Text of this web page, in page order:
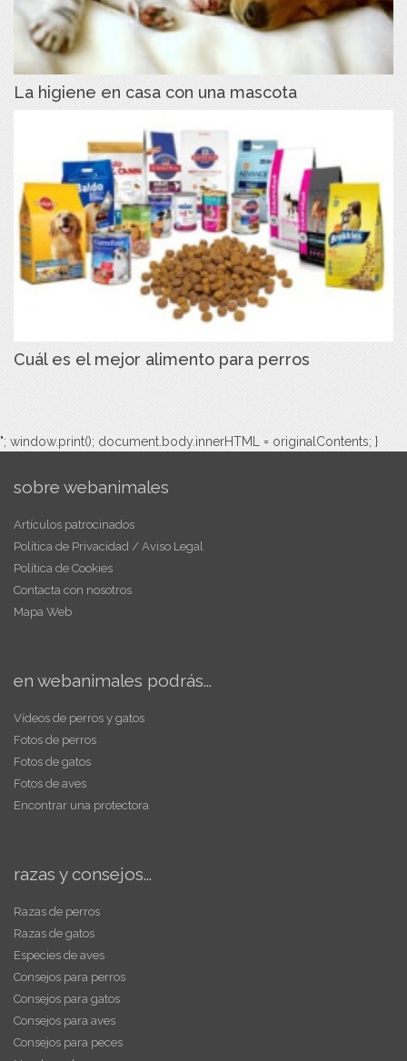
La higiene en casa con una mascota
Cuál es el mejor alimento para perros
"; window.print(); document.body.innerHTML = originalContents; }
sobre webanimales
Artículos patrocinados
Política de Privacidad / Aviso Legal
Política de Cookies
Contacta con nosotros
Mapa Web
en webanimales podrás...
Vídeos de perros y gatos
Fotos de perros
Fotos de gatos
Fotos de aves
Encontrar una protectora
razas y consejos...
Razas de perros
Razas de gatos
Especies de aves
Consejos para perros
Consejos para gatos
Consejos para aves
Consejos para peces